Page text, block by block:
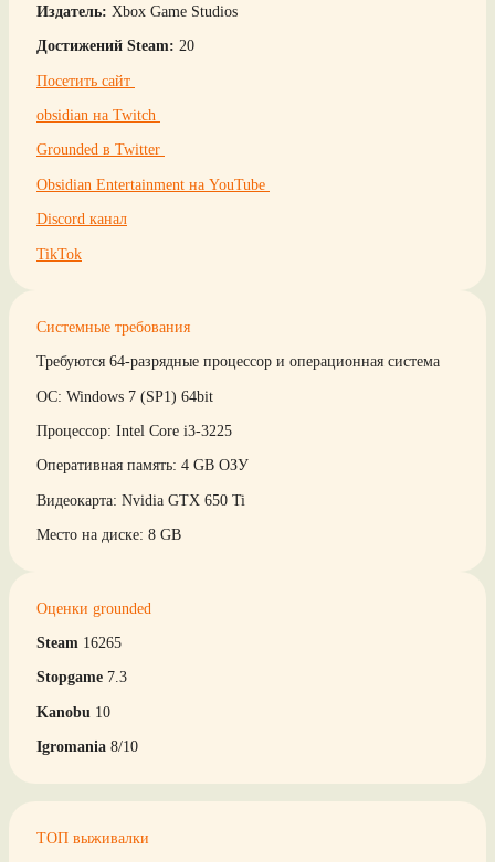
Издатель: Xbox Game Studios
Достижений Steam: 20
Посетить сайт
obsidian на Twitch
Grounded в Twitter
Obsidian Entertainment на YouTube
Discord канал
TikTok
Системные требования
Требуются 64-разрядные процессор и операционная система
ОС: Windows 7 (SP1) 64bit
Процессор: Intel Core i3-3225
Оперативная память: 4 GB ОЗУ
Видеокарта: Nvidia GTX 650 Ti
Место на диске: 8 GB
Оценки grounded
Steam 16265
Stopgame 7.3
Kanobu 10
Igromania 8/10
ТОП выживалки